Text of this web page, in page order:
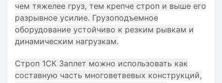
чем тяжелее груз, тем крепче строп и выше его
разрывное усилие. Грузоподъемное
оборудование устойчиво к резким рывкам и
динамическим нагрузкам.
Строп 1СК Заплет можно использовать как
составную часть многоветвевых конструкций,